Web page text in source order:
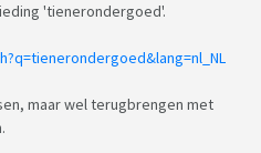
'tienerondergoed'.
maar wel terugbrengen met